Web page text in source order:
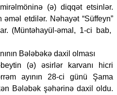
(ə) diqqət etsinlər.
əməl etdilər. Nəhayət “Süffeyn”
(Müntəhayül-əmal, 1-ci bab,
Bələbəkə daxil olması
(ə) əsirlər karvanı hicri
ayının 28-ci günü Şama
Bələbək şəhərinə daxil oldu.